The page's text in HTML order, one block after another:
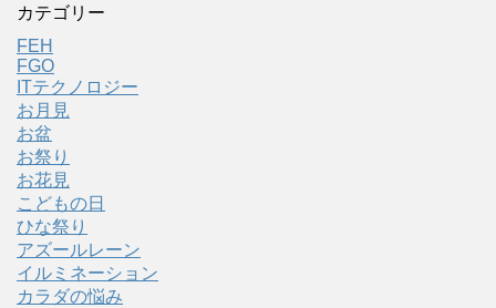
カテゴリー
FEH
FGO
ITテクノロジー
お月見
お盆
お祭り
お花見
こどもの日
ひな祭り
アズールレーン
イルミネーション
カラダの悩み